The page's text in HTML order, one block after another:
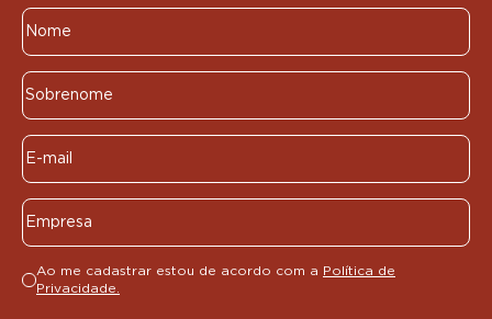
Ao me cadastrar estou de acordo com a Política de
Privacidade.